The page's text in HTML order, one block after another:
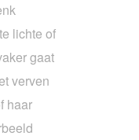
lichte of
gaat
verven
haar